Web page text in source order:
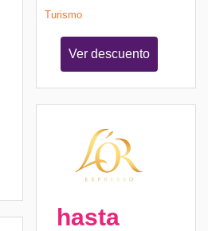
Turismo
Ver descuento
hasta